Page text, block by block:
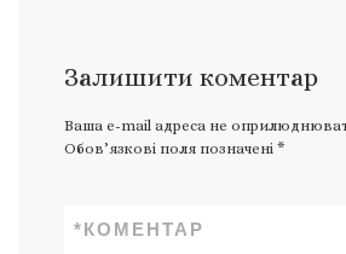
Залишити коментар
Ваша e-mail адреса не
Обов’язкові поля позначені *
КОМЕНТАР
*